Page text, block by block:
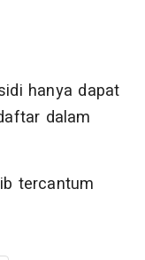
hanya dapat
dalam
tercantum